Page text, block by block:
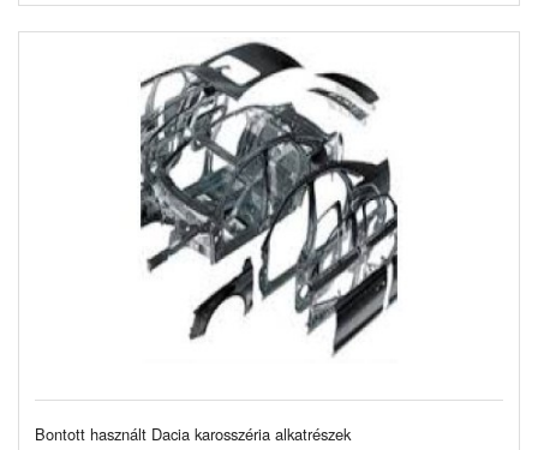
Bontott használt Dacia karosszéria alkatrészek